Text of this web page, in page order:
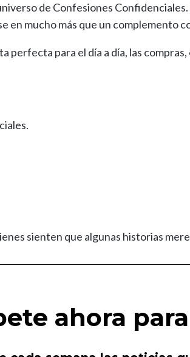
de Confesiones
en mucho más que un complemento
perfecta para el día a día, las
sienten que algunas historias
ahora